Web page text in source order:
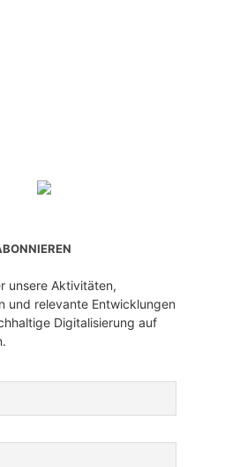
unsere Aktivitäten,
und relevante Entwicklungen
Digitalisierung auf